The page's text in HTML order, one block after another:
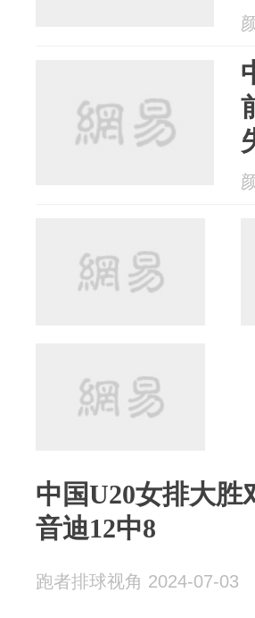
中国U20女排大胜
音迪12中8
跑者排球视角 2024-07-03